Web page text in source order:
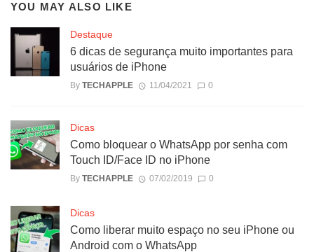
YOU MAY ALSO LIKE
Destaque
6 dicas de segurança muito importantes para
usuários de iPhone
By TECHAPPLE 11/04/2021 0
Dicas
Como bloquear o WhatsApp por senha com
Touch ID/Face ID no iPhone
By TECHAPPLE 07/02/2019 0
Dicas
Como liberar muito espaço no seu iPhone ou
Android com o WhatsApp